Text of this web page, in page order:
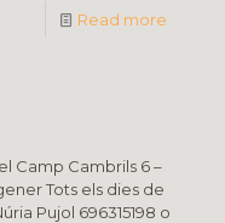
Read more
Camp Cambrils 6 –
Tots els dies de
Pujol 696315198 o